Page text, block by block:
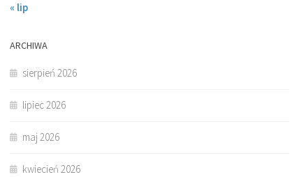
« lip
ARCHIWA
sierpień 2026
lipiec 2026
maj 2026
kwiecień 2026